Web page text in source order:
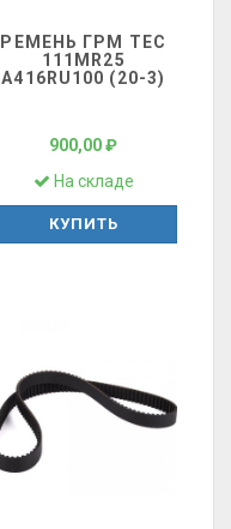
РЕМЕНЬ ГРМ ТЕС
111MR25
A416RU100 (20-3)
900,00 ₽
На складе
КУПИТЬ